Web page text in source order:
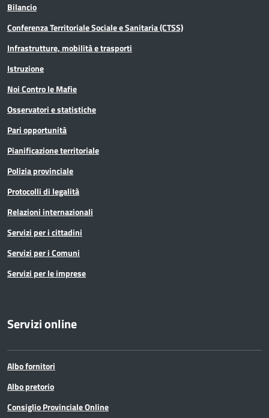
Bilancio
Conferenza Territoriale Sociale e Sanitaria (CTSS)
Infrastrutture, mobilità e trasporti
Istruzione
Noi Contro le Mafie
Osservatori e statistiche
Pari opportunità
Pianificazione territoriale
Polizia provinciale
Protocolli di legalità
Relazioni internazionali
Servizi per i cittadini
Servizi per i Comuni
Servizi per le imprese
Servizi online
Albo fornitori
Albo pretorio
Consiglio Provinciale Online